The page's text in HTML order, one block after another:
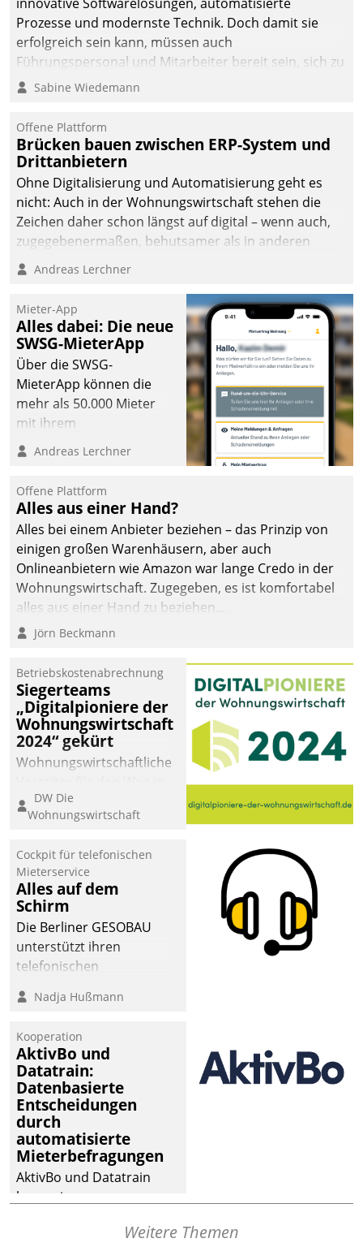
Prozesse und modernste Technik. Doch damit sie
erfolgreich sein kann, müssen auch
Führungspersonal und Mitarbeiter bereit sein, sich zu
verändern und anzupassen, sonst werden sie an ihr
Sabine Wiedemann
Offene Plattform
Brücken bauen zwischen ERP-System und
Drittanbietern
Ohne Digitalisierung und Automatisierung geht es
nicht: Auch in der Wohnungswirtschaft stehen die
Zeichen daher schon längst auf digital – wenn auch,
zugegebenermaßen, behutsamer als in anderen
Branchen.
Andreas Lerchner
Mieter-App
Alles dabei: Die neue
SWSG-MieterApp
Über die SWSG-
MieterApp können die
mehr als 50.000 Mieter
mit ihrem
Wohnungsunternehmen
kommunizieren, auf dem
einsehen und ändern
oder
Schadensmeldungen
abgeben – rund um die
Uhr.
Andreas Lerchner
Offene Plattform
Alles aus einer Hand?
Alles bei einem Anbieter beziehen – das Prinzip von
einigen großen Warenhäusern, aber auch
Onlineanbietern wie Amazon war lange Credo in der
Wohnungswirtschaft. Zugegeben, es ist komfortabel
alles aus einer Hand zu beziehen...
Jörn Beckmann
Betriebskostenabrechnung
Siegerteams
„Digitalpioniere der
Wohnungswirtschaft
2024“ gekürt
Wohnungswirtschaftliche
eine digitale Zukunft zu
finden, ist das Ziel des
der
Wohnungswirtschaft“.
Bewerben können sich
dafür ein Team
bestehend aus
Wohnungsunternehmen
und PropTech.
DW Die
Wohnungswirtschaft
Cockpit für telefonischen
Mieterservice
Alles auf dem
Schirm
Die Berliner GESOBAU
unterstützt ihren
telefonischen
digitalen Cockpit, das
passende Fragen und
Schlagworte auswirft.
Eine intuitive
Dialogführung ermöglicht
dem externen
Serviceteam, Anrufe von
Mietenden zügiger und
effizienter zu bearbeiten.
Nadja Hußmann
Kooperation
AktivBo und
Datatrain:
Datenbasierte
Entscheidungen
durch
automatisierte
Mieterbefragungen
AktivBo und Datatrain
kooperieren –
profitieren: Die nahtloseWeitere Themen